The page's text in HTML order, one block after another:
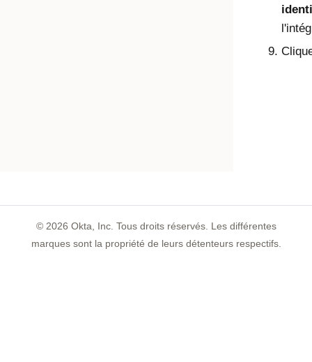
© 2026 Okta, Inc. Tous droits réservés. Les différentes
marques sont la propriété de leurs détenteurs respectifs.